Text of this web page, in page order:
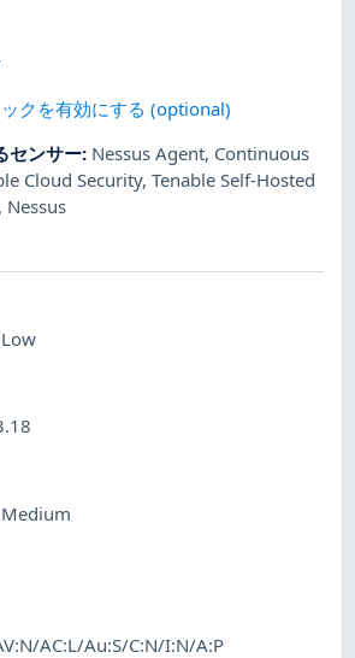
クを有効にする (optional)
センサー: Nessus Agent, Continuous
Cloud Security,Tenable Self-Hosted
Nessus
Low
Medium
AC:L/Au:S/C:N/I:N/A:P